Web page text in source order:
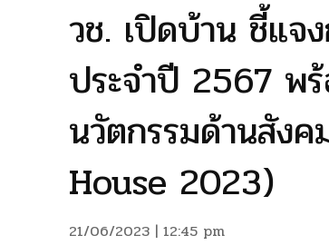
วช. เปิดบ้าน ชี้แจ
ประจำปี 2567 พร้
นวัตกรรมด้านสัง
House 2023)
21/06/2023 | 12:45 pm